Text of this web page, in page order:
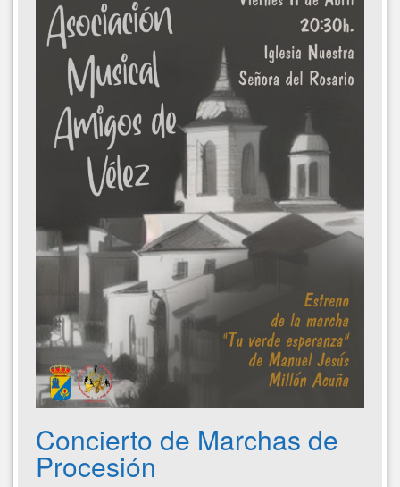
Concierto de Marchas de
Procesión